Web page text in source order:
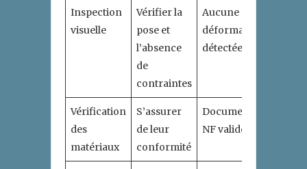
Inspection
visuelle
Vérifier la
pose et
l’absence
de
contraintes
Aucune
déformation
détectée
Vérification
des
matériaux
S’assurer
de leur
conformité
Documentation
NF valide